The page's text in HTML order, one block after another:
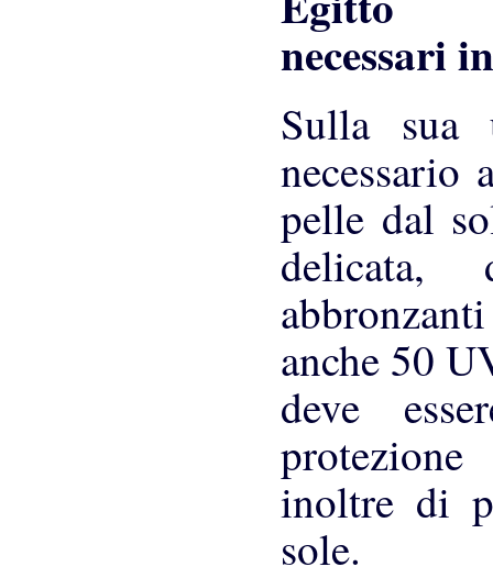
necessari
Sulla sua
necessario
pelle dal
delicata,
anche 50
deve
inoltre di
sole.